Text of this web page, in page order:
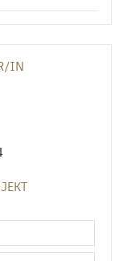
IN